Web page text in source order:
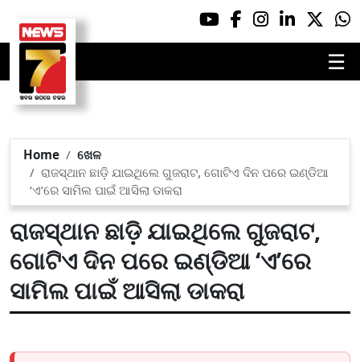
☰
Home
ଖେଳ
ରାଜସ୍ଥାନ ଛାଡ଼ି ଯାଇଥିଲେ ଗୁଜରାଟ, ଗୋଟିଏ ଦିନ ପରେ ଇଣ୍ଡିଆ
‘ଏ’ରେ ସାମିଲ ପାଇଁ ଆସିଲା ଡାକରା
ରାଜସ୍ଥାନ ଛାଡ଼ି ଯାଇଥିଲେ ଗୁଜରାଟ,
ଗୋଟିଏ ଦିନ ପରେ ଇଣ୍ଡିଆ ‘ଏ’ରେ
ସାମିଲ ପାଇଁ ଆସିଲା ଡାକରା